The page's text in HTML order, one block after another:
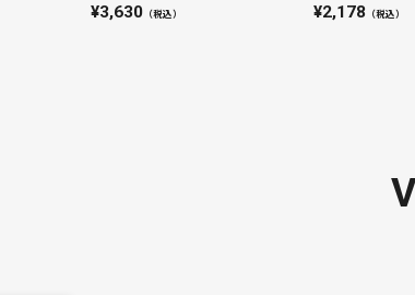
3,630 （税込） 2,178 （税込）